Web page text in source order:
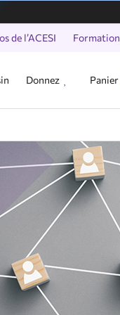
de l’ACESI Formation
Donnez Panier